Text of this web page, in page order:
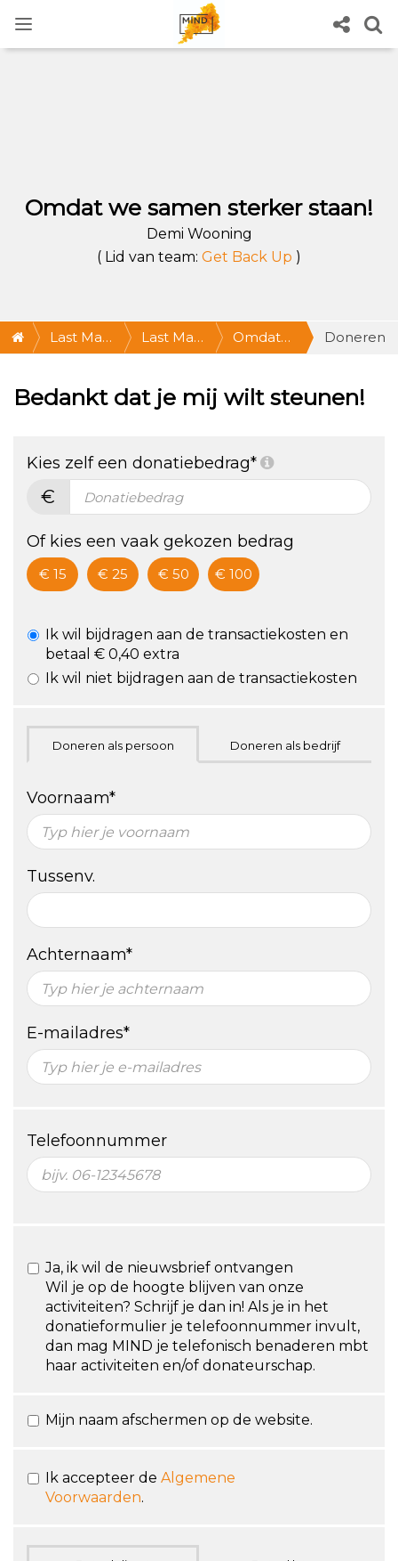
Omdat we samen sterker staan!
Demi Wooning
( Lid van team: Get Back Up )
Last Man
2021
Last Man
@Waarjijwil
OKT, 12-
15 uur *
mee!
Omdat
samen
staan!
Doneren
Bedankt dat je mij wilt steunen!
Kies zelf een donatiebedrag*
€
Of kies een vaak gekozen bedrag
€ 15 € 25 € 50 € 100
Ik wil bijdragen aan de transactiekosten en
betaal € 0,40 extra
Ik wil niet bijdragen aan de transactiekosten
Doneren als persoon Doneren als bedrijf
Voornaam*
Tussenv.
Achternaam*
E-mailadres*
Telefoonnummer
Ja, ik wil de nieuwsbrief ontvangen
Wil je op de hoogte blijven van onze
activiteiten? Schrijf je dan in! Als je in het
donatieformulier je telefoonnummer invult,
dan mag MIND je telefonisch benaderen mbt
haar activiteiten en/of donateurschap.
Mijn naam afschermen op de website.
Ik accepteer de Algemene
Voorwaarden.